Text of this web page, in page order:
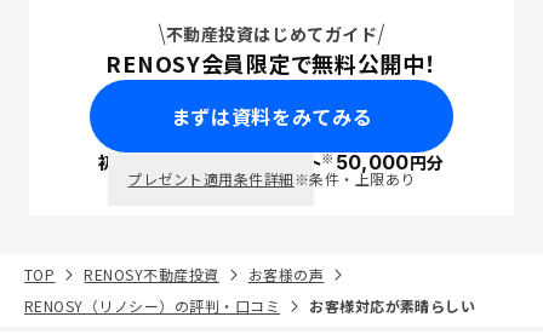
不動産投資はじめてガイド
RENOSY会員限定で無料公開中！
まずは資料をみてみる
初回面談で ポイント※50,000円分
プレゼント適用条件詳細※条件・上限あり
TOP RENOSY不動産投資
お客様の声
RENOSY（リノシー）の評判・口コミ
お客様対応が素晴らしい